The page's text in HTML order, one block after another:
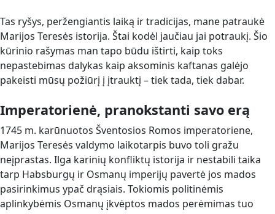
Tas ryšys, peržengiantis laiką ir tradicijas, mane patraukė
Marijos Teresės istorija. Štai kodėl jaučiau jai potraukį. Šio
kūrinio rašymas man tapo būdu ištirti, kaip toks
nepastebimas dalykas kaip aksominis kaftanas galėjo
pakeisti mūsų požiūrį į įtrauktį – tiek tada, tiek dabar.
Imperatorienė, pranokstanti savo erą
1745 m. karūnuotos Šventosios Romos imperatoriene,
Marijos Teresės valdymo laikotarpis buvo toli gražu
neįprastas. Ilga karinių konfliktų istorija ir nestabili taika
tarp Habsburgų ir Osmanų imperijų pavertė jos mados
pasirinkimus ypač drąsiais. Tokiomis politinėmis
aplinkybėmis Osmanų įkvėptos mados perėmimas tuo